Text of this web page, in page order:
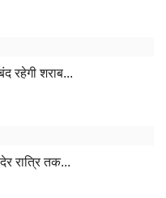
रहेगी शराब...
रात्रि तक...